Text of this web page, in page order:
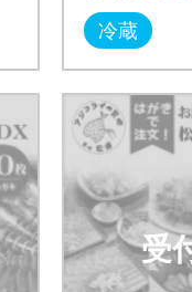
冷蔵
受